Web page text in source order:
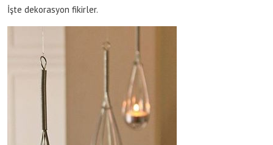
İşte dekorasyon fikirler.